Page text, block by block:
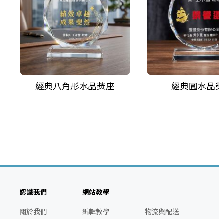
經典八角形水晶獎座 經典圓水晶
認識我們
關於我們
網站教學
編輯教學
物流與配送